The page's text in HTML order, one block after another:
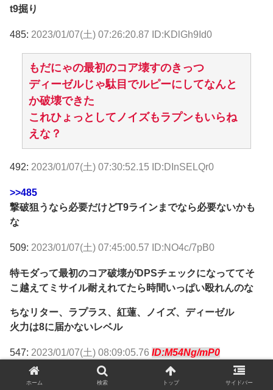
t9掘り
485: 2023/01/07(土) 07:26:20.87 ID:KDlGh9Id0
もだにゃの最初のコア壊すのきっつ
ディーゼルじゃ駄目でルピーにしてなんと
か破壊できた
これひょっとしてノイズもラプンもいらね
えな？
492: 2023/01/07(土) 07:30:52.15 ID:DInSELQr0
>>485
撃破狙うなら必要だけどT9ラインまでなら必要ないかも
な
509: 2023/01/07(土) 07:45:00.57 ID:NO4c/7pB0
特モダって最初のコア破壊がDPSチェックになっててそ
こ越えてミサイル耐えれてたら時間いっぱい殴れんのな
ちなリター、ラプラス、紅蓮、ノイズ、ディーゼル
火力は8に届かないレベル
547: 2023/01/07(土) 08:09:05.76 ID:M54Ng/mP0
ホーム 検索 トップ サイドバー